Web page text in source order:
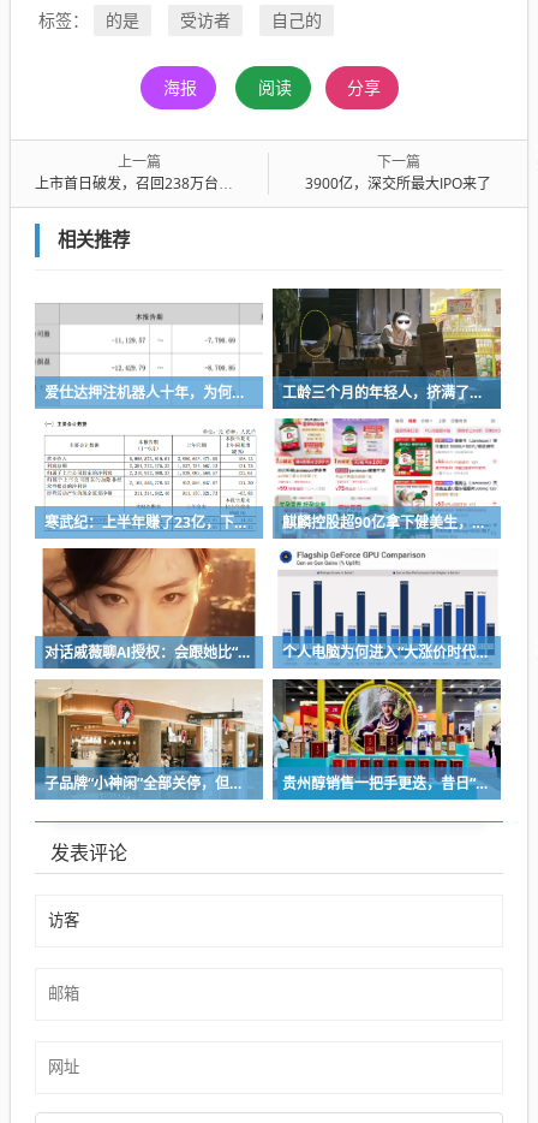
标签： 的是 受访者 自己的
海报 阅读 分享
上一篇
上市首日破发，召回238万台充电宝后，“北大学霸”携安克创新IPO
下一篇
3900亿，深交所最大IPO来了
相关推荐
爱仕达押注机器人十年，为何陷入亏损困局？ 工龄三个月的年轻人，挤满了折扣零食店
寒武纪：上半年赚了23亿，下半年要看交付 麒麟控股超90亿拿下健美生，为何超300亿资本一周内“疯抢”VMS？
对话戚薇聊AI授权：会跟她比“演技”，都市甜宠留给我来演 个人电脑为何进入“大涨价时代”？
子品牌“小神闲”全部关停，但茶颜悦色的扩张还在提速 贵州醇销售一把手更迭，昔日“网红酒企”的气质变了
发表评论